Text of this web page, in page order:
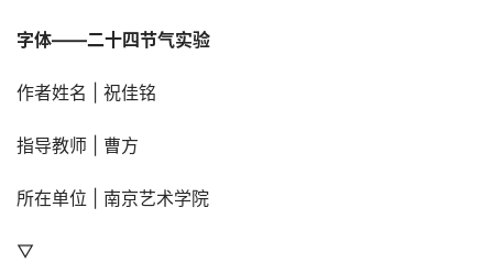
字体——二十四节气实验
作者姓名 | 祝佳铭
指导教师 | 曹方
所在单位 | 南京艺术学院
▽